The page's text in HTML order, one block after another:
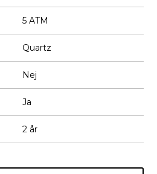
5 ATM
Quartz
Nej
Ja
2 år